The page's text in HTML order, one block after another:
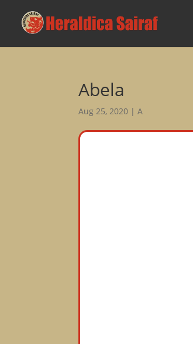
Abela
Aug 25, 2020 |A